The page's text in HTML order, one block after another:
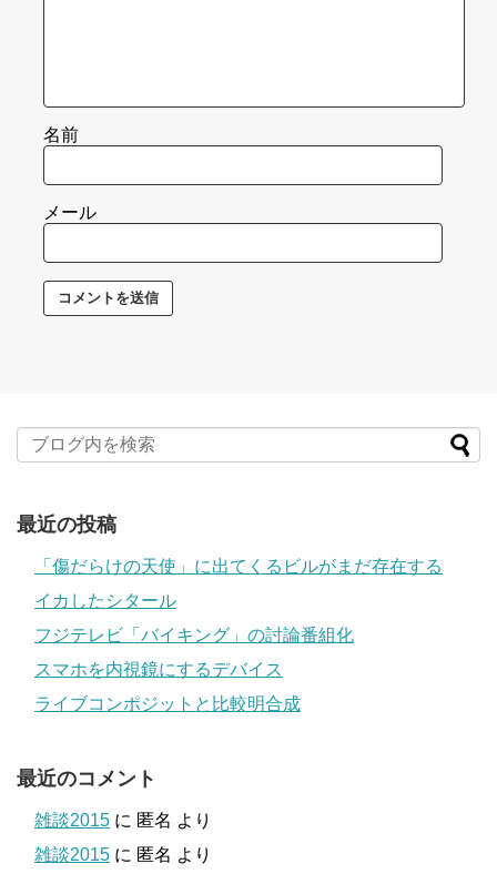
名前
メール
最近の投稿
「傷だらけの天使」に出てくるビルがまだ存在する
イカしたシタール
フジテレビ「バイキング」の討論番組化
スマホを内視鏡にするデバイス
ライブコンポジットと比較明合成
最近のコメント
雑談2015 に 匿名 より
雑談2015 に 匿名 より